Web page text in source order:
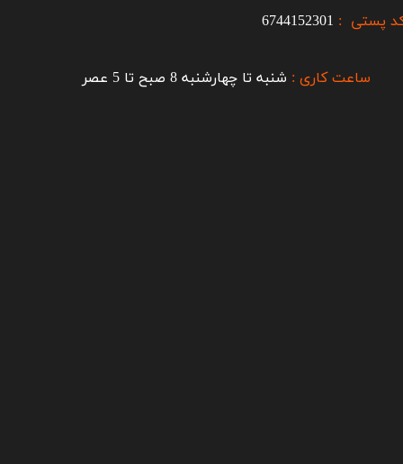
ساعت کاری : شنبه تا چهارشنبه 8 صبح تا 5 عصر
پستی : 6744152301